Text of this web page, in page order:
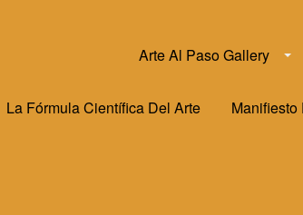
Arte Al Paso Gallery
La Fórmula Científica Del Arte Manifiesto